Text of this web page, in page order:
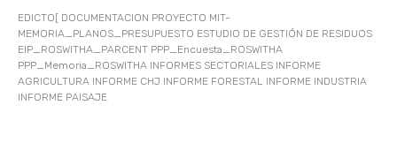
EDICTO[ DOCUMENTACION PROYECTO MIT-
MEMORIA_PLANOS_PRESUPUESTO ESTUDIO DE GESTIÓN DE RESIDUOS
EIP_ROSWITHA_PARCENT PPP_Encuesta_ROSWITHA
PPP_Memoria_ROSWITHA INFORMES SECTORIALES INFORME
AGRICULTURA INFORME CHJ INFORME FORESTAL INFORME INDUSTRIA
INFORME PAISAJE